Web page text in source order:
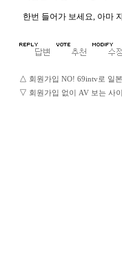
한번 들어가 보세요, 아마
△ 회원가입 NO! 69intv로 일
▽ 회원가입 없이 AV 보는 사